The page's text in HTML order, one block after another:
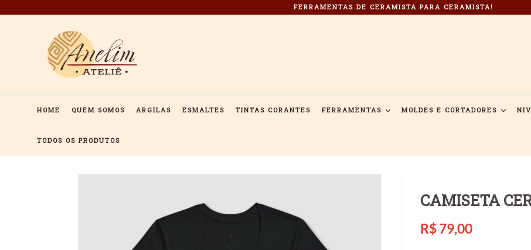
FERRAMENTAS DE CERAMISTA PARA CERAMISTA!
HOME QUEM SOMOS ARGILAS ESMALTES TINTAS CORANTES FERRAMENTAS MOLDES E CORTADORES
TODOS OS PRODUTOS
CAMISETA
Preço
R$ 79,00